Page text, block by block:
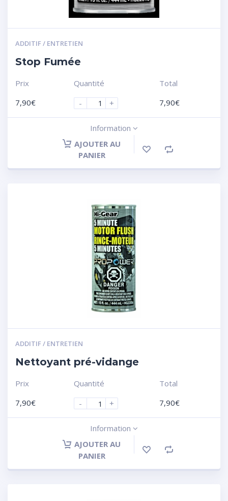
ADDITIF / ENTRETIEN
Stop Fumée
Prix
7,90€
Quantité
-
+
Total
7,90€
Information
AJOUTER AU
PANIER
ADDITIF / ENTRETIEN
Nettoyant pré-vidange
Prix
7,90€
Quantité
-
+
Total
7,90€
Information
AJOUTER AU
PANIER